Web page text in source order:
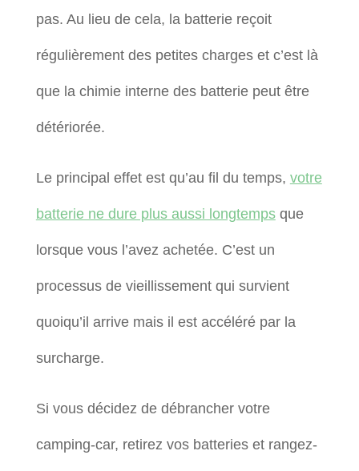
pas. Au lieu de cela, la batterie reçoit
régulièrement des petites charges et c’est là
que la chimie interne des batterie peut être
détériorée.
Le principal effet est qu’au fil du temps, votre
batterie ne dure plus aussi longtempsque
lorsque vous l’avez achetée. C’est un
processus de vieillissement qui survient
quoiqu’il arrive mais il est accéléré par la
surcharge.
Si vous décidez de débrancher votre
camping-car, retirez vos batteries et rangez-